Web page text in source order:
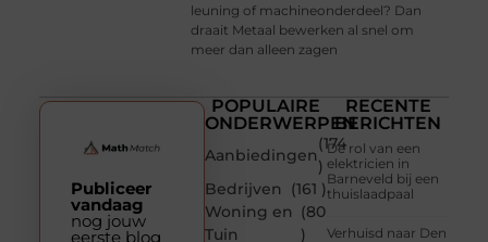
leuning of machineonderdeel? Dan
draait Metaal bewerken al snel om
meer dan alleen zagen
POPULAIRE
ONDERWERPEN
Aanbiedingen
(174
)
Bedrijven
(161 )
Woning en
Tuin
(80
)
RECENTE
BERICHTEN
De rol van een
elektricien in
Barneveld bij een
thuislaadpaal
Verhuisd naar Den
Publiceer
vandaag
nog jouw
eerste blog